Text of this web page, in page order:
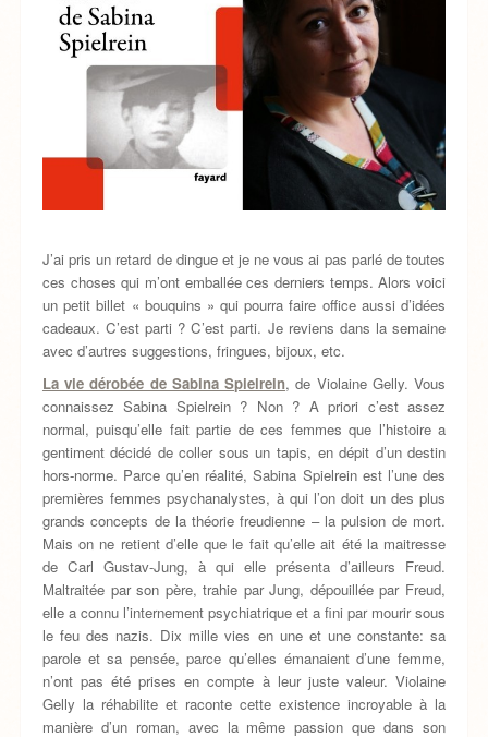
J’ai pris un retard de dingue et je ne vous ai pas parlé de toutes
ces choses qui m’ont emballée ces derniers temps. Alors voici
un petit billet « bouquins » qui pourra faire office aussi d’idées
cadeaux. C’est parti ? C’est parti. Je reviens dans la semaine
avec d’autres suggestions, fringues, bijoux, etc.
La vie dérobée de Sabina Spielrein, de Violaine Gelly. Vous
connaissez Sabina Spielrein ? Non ? A priori c’est assez
normal, puisqu’elle fait partie de ces femmes que l’histoire a
gentiment décidé de coller sous un tapis, en dépit d’un destin
hors-norme. Parce qu’en réalité, Sabina Spielrein est l’une des
premières femmes psychanalystes, à qui l’on doit un des plus
grands concepts de la théorie freudienne – la pulsion de mort.
Mais on ne retient d’elle que le fait qu’elle ait été la maitresse
de Carl Gustav-Jung, à qui elle présenta d’ailleurs Freud.
Maltraitée par son père, trahie par Jung, dépouillée par Freud,
elle a connu l’internement psychiatrique et a fini par mourir sous
le feu des nazis. Dix mille vies en une et une constante: sa
parole et sa pensée, parce qu’elles émanaient d’une femme,
n’ont pas été prises en compte à leur juste valeur. Violaine
Gelly la réhabilite et raconte cette existence incroyable à la
manière d’un roman, avec la même passion que dans son